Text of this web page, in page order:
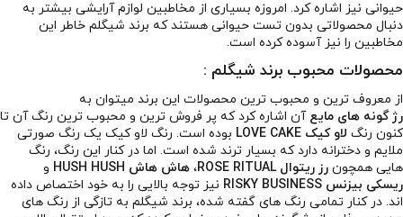
حیوانی نیز اشاره کرد. امروزه بسیاری از مخاطبین لوازم آرایشی بیشتر به
دنبال محصولاتی بدون تست حیوانی هستند که برند شیگلم خاطر این
مخاطبین را نیز آسوده کرده است.
محصولات محبوب برند شیگلم :
از معروف ترین و محبوب ترین محصولات این برند میتوان به
رژ گونه های مایع آن اشاره کرد که پر فروش ترین و محبوب ترین رنگ آن تا
کنون رنگ لاو کیک LOVE CAKE
بوده است. رنگ لاو کیک یک رنگ صورتی
ملایم و دخترانه دارد که بسیار ترند شده است. اما در کنار این رنگ، رنگ
هایی همچون رز ریتوال ROSE RITUAL ، هاش هاش HUSH HUSH
و
ریسکی بیزنس RISKY BUSINESS
نیز توجه بالایی را به خود اختصاص داده
اند. در کنار تمامی رنگ های گفته شده، برند شیگلم به تازگی از رنگ های